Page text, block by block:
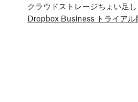
クラウドストレージちょい足
Dropbox Business トライアル